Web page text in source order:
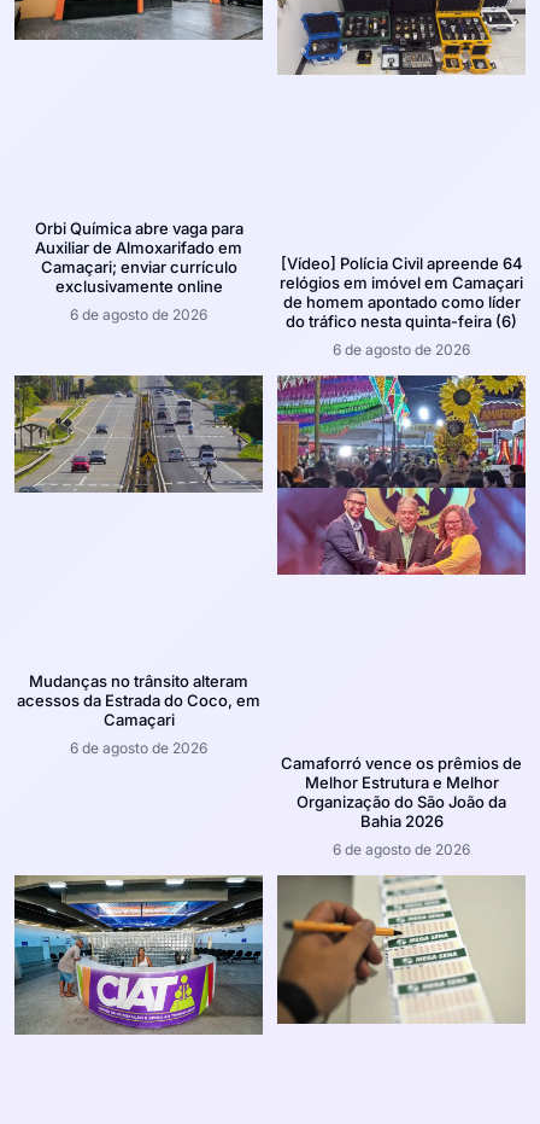
Orbi Química abre vaga para
Auxiliar de Almoxarifado em
Camaçari; enviar currículo
exclusivamente online
6 de agosto de 2026
[Vídeo] Polícia Civil apreende 64
relógios em imóvel em Camaçari
de homem apontado como líder
do tráfico nesta quinta-feira (6)
6 de agosto de 2026
Mudanças no trânsito alteram
acessos da Estrada do Coco, em
Camaçari
6 de agosto de 2026
Camaforró vence os prêmios de
Melhor Estrutura e Melhor
Organização do São João da
Bahia 2026
6 de agosto de 2026